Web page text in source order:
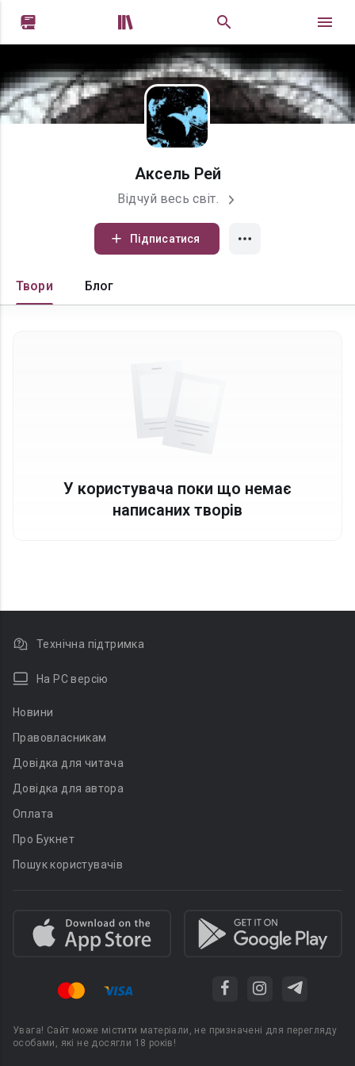
 
Аксель Рей
Відчуй весь світ.
Підписатися
Твори Блог
У користувача поки що немає
написаних творів
Технічна підтримка
На PC версію
Новини
Правовласникам
Довідка для читача
Довідка для автора
Оплата
Про Букнет
Пошук користувачів
Увага! Сайт може містити матеріали, не призначені для перегляду
особами, які не досягли 18 років!